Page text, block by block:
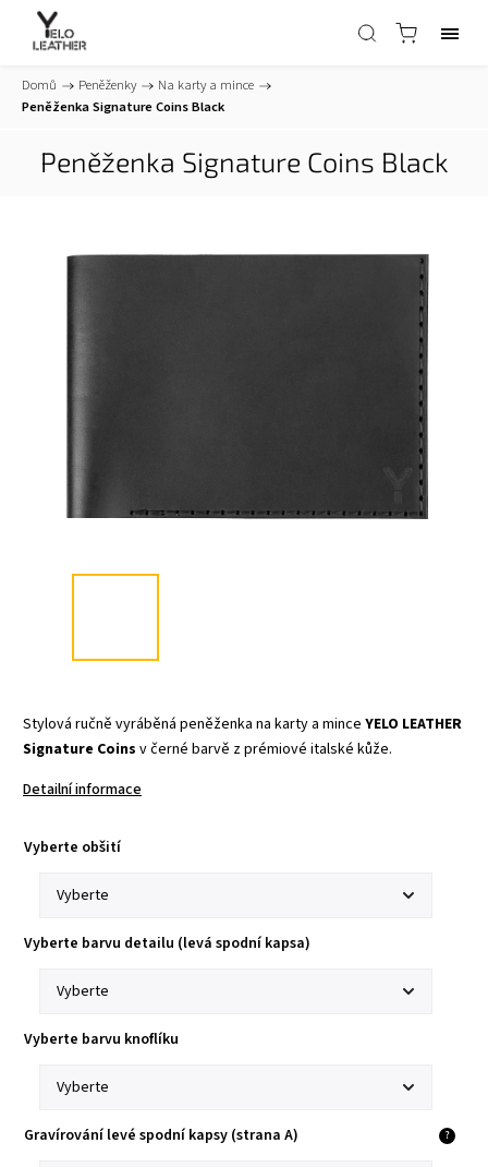
Domů / Peněženky / Na karty a mince /
Peněženka Signature Coins Black
Peněženka Signature Coins Black
Stylová ručně vyráběná peněženka na karty a mince YELO LEATHER
Signature Coins v černé barvě z prémiové italské kůže.
Detailní informace
Vyberte obšití
Vyberte barvu detailu (levá spodní kapsa)
Vyberte barvu knoflíku
Gravírování levé spodní kapsy (strana A) ?